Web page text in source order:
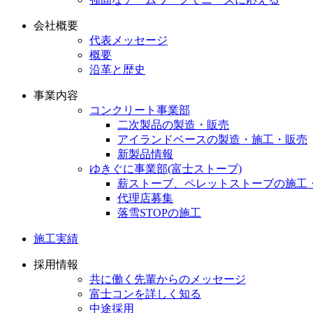
会社概要
代表メッセージ
概要
沿革と歴史
事業内容
コンクリート事業部
二次製品の製造・販売
アイランドベースの製造・施工・販売
新製品情報
ゆきぐに事業部(富士ストーブ)
薪ストーブ、ペレットストーブの施工
代理店募集
落雪STOPの施工
施工実績
採用情報
共に働く先輩からのメッセージ
富士コンを詳しく知る
中途採用